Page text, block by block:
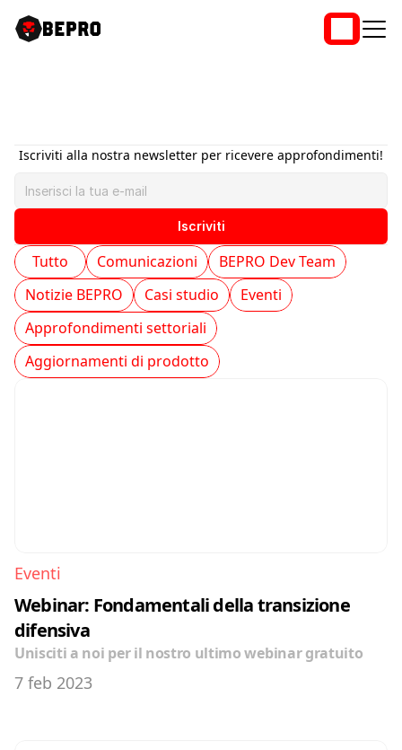
Iscriviti alla nostra newsletter per ricevere approfondimenti!
Iscriviti
Tutto Comunicazioni
BEPRO Dev Team
Notizie BEPRO
Casi studio
Eventi
Approfondimenti settoriali
Aggiornamenti di prodotto
Eventi
Webinar: Fondamentali della transizione
difensiva
Unisciti a noi per il nostro ultimo webinar gratuito
7 feb 2023